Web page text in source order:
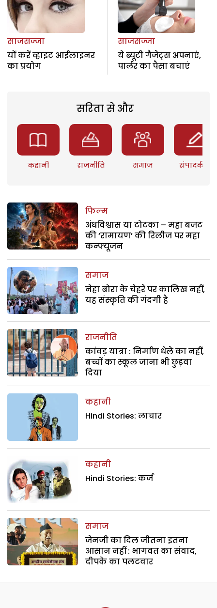
साजसज्जा
यों करें व्हाइट आईलाइनर
का प्रयोग
साजसज्जा
ये ब्यूटी गैजेट्स अपनाएं,
पार्लर का पैसा बचाएं
सरिता से और
कहानी राजनीति समाज संपादकीय
फिल्म
अंधविश्वास या टोटका – महा बजट
की ‘रामायण’ की रिलीज पर महा
कन्फ्यूजन
समाज
नेहा बोरा के चेहरे पर कालिख नहीं,
यह संस्कृति की गंदगी है
राजनीति
कांवड़ यात्रा : निर्माण धेले का नहीं,
बच्चों का स्कूल जाना भी छुड़वा
दिया
कहानी
Hindi Stories: लाचार
कहानी
Hindi Stories: कर्ज
समाज
जेनजी का दिल जीतना इतना
आसान नहीं : भागवत का संवाद,
दीपके का पलटवार